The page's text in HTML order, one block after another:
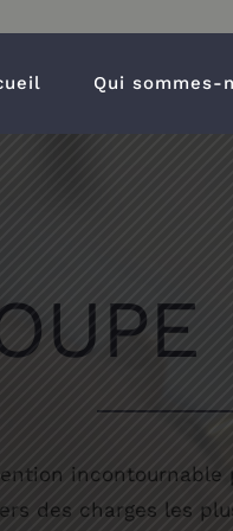
Qui sommes-
des charges les